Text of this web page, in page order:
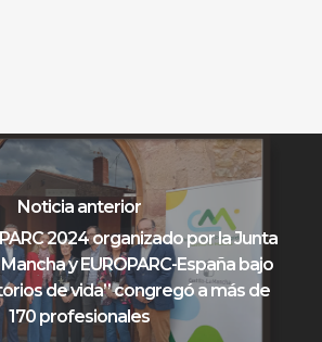
Noticia anterior
2024 organizado por la Junta
y EUROPARC-España bajo
de vida” congregó a más de
170 profesionales